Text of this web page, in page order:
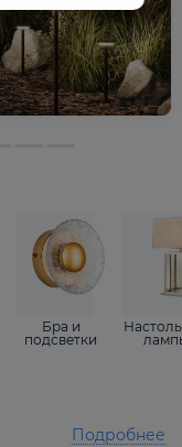
Бра и
подсветки
Подробнее